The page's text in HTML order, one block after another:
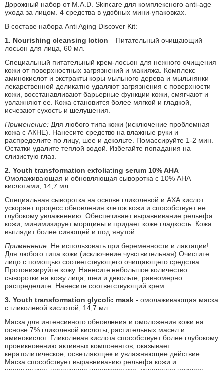
Дорожный набор от M.A.D. Skincare для комплексного anti-age
ухода за лицом. 4 средства в удобных мини-упаковках.
В составе набора Anti Aging Discover Kit:
1. Nourishing cleansing lotion – Питательный очищающий
лосьон для лица, 60 мл.
Специальный питательный крем-лосьон для нежного очищения
кожи от поверхностных загрязнений и макияжа. Комплекс
аминокислот и экстракты коры мыльного дерева и мыльнянки
лекарственной деликатно удаляют загрязнения с поверхности
кожи, восстанавливают барьерные функции кожи, смягчают и
увлажняют ее. Кожа становится более мягкой и гладкой,
исчезают сухость и шелушения.
Применение: Для любого типа кожи (исключение проблемная
кожа с АКНЕ). Нанесите средство на влажные руки и
распределите по лицу, шее и декольте. Помассируйте 1-2 мин.
Остатки удалите теплой водой. Избегайте попадания на
слизистую глаз.
2. Youth transformation exfoliating serum 10% AHA –
Омолаживающая и обновляющая сыворотка с 10% AHA
кислотами, 14,7 мл.
Специальная сыворотка на основе гликолевой и АХА кислот
ускоряет процесс обновления клеток кожи и способствует ее
глубокому увлажнению. Обеспечивает выравнивание рельефа
кожи, минимизирует морщины и придает коже гладкость. Кожа
выглядит более сияющей и подтянутой.
Применение: Не использовать при беременности и лактации!
Для любого типа кожи (исключение чувствительная) Очистите
лицо с помощью соответствующего очищающего средства.
Протонизируйте кожу. Нанесите небольшое количество
сыворотки на кожу лица, шеи и декольте, равномерно
распределите. Нанесите соответствующий крем.
3. Youth transformation glycolic mask - омолаживающая маска
с гликолевой кислотой, 14,7 мл.
Маска для интенсивного обновления и омоложения кожи на
основе 7% гликолевой кислоты, растительных масел и
аминокислот. Гликолевая кислота способствует более глубокому
проникновению активных компонентов, оказывает
кератолитическое, осветляющее и увлажняющее действие.
Маска способствует выравниванию рельефа кожи и